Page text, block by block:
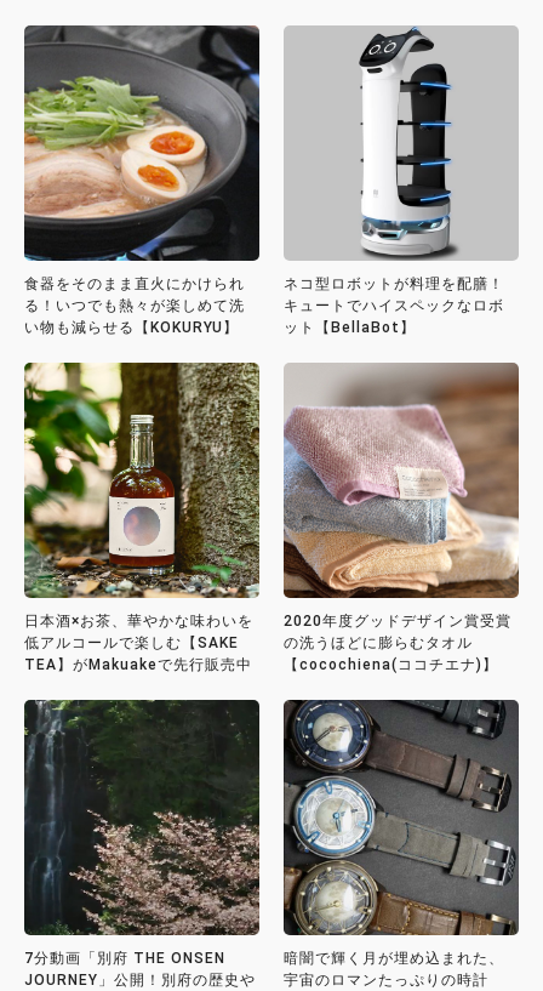
食器をそのまま直火にかけられ
る！いつでも熱々が楽しめて洗
い物も減らせる【KOKURYU】
ネコ型ロボットが料理を配膳！
キュートでハイスペックなロボ
ット【BellaBot】
日本酒×お茶、華やかな味わいを
低アルコールで楽しむ【SAKE
TEA】がMakuakeで先行販売中
2020年度グッドデザイン賞受賞
の洗うほどに膨らむタオル
【cocochiena(ココチエナ)】
7分動画「別府 THE ONSEN
JOURNEY」公開！別府の歴史や
暗闇で輝く月が埋め込まれた、
宇宙のロマンたっぷりの時計